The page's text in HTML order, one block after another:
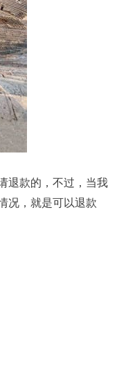
退款的，不过，当我
况，就是可以退款